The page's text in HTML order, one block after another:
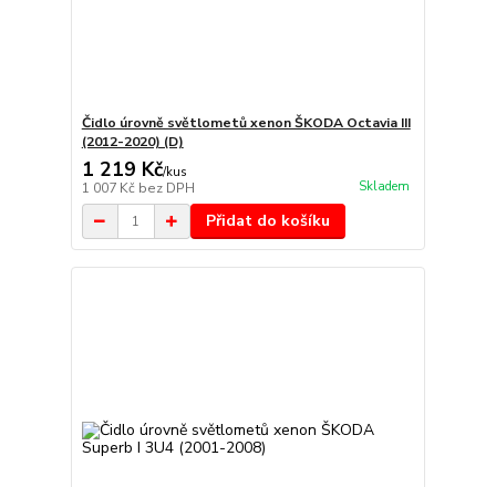
Čidlo úrovně světlometů xenon ŠKODA Octavia III
(2012-2020) (D)
1 219 Kč/kus
1 007 Kč bez DPH Skladem
Přidat do košíku